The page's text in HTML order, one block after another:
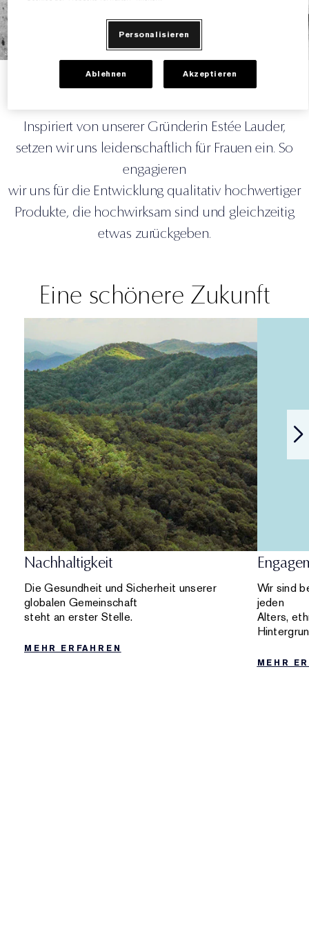
Resilience Multi-Effect
Pink Ribbon Kollektion​
Sonnenschutz Essentials
Beauty Refills​
Makeup-Entferner
Foundation-Finder
Beauty Refills​
Private Collection
The House of Estée Lauder
AERIN Die Duft-Kollektion
AERIN Sets & Geschenke
Die Welt von AERIN
Bewahren wir die Schönheit, die wir sehen.
Inspiriert von unserer Gründerin Estée Lauder,
setzen wir uns leidenschaftlich für Frauen ein. So
engagieren
wir uns für die Entwicklung qualitativ hochwertiger
Produkte, die hochwirksam sind und gleichzeitig
etwas zurückgeben.
Eine schönere Zukunft
Nachhaltigkeit
Die Gesundheit und Sicherheit unserer
globalen Gemeinschaft
steht an erster Stelle.
MEHR ERFAHREN
Wir sind
jeden
Alters,
MEHR
Personalisieren
Ablehnen Akzeptieren